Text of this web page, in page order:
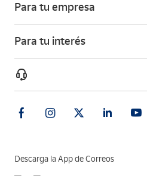
Para tu empresa
Para tu interés
Descarga la App de Correos